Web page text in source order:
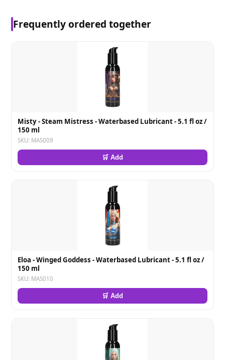
Frequently ordered together
Misty - Steam Mistress - Waterbased Lubricant - 5.1 fl oz /
150 ml
SKU: MAS009
🛒 Add
Eloa - Winged Goddess - Waterbased Lubricant - 5.1 fl oz /
150 ml
SKU: MAS010
🛒 Add